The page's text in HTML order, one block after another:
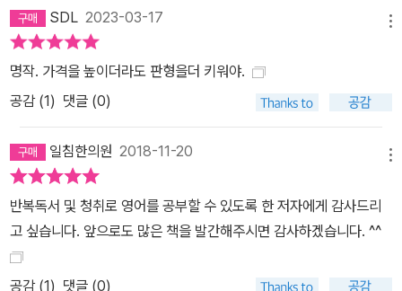
SDL 2023-03-17
명작. 가격을 높이더라도 판형을더 키워야.
공감 (1) 댓글 (0)
일침한의원 2018-11-20
반복독서 및 청취로 영어를 공부할 수 있도록 한 저자에게 감사드리
고 싶습니다. 앞으로도 많은 책을 발간해주시면 감사하겠습니다. ^^
공감 (1) 댓글 (0)